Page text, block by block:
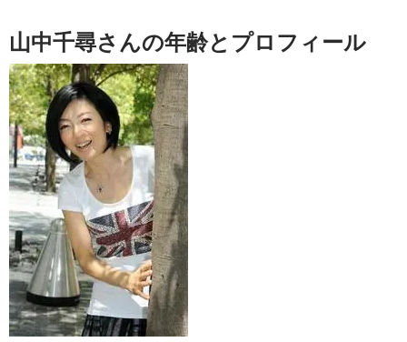
山中千尋さんの年齢とプロフィール